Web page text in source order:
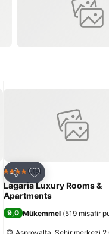
Paylaş
Favorilerime ekle
4 Yıldız Otel
Lagaria Luxury Rooms &
Apartments
9,0 Mükemmel (519 misafir